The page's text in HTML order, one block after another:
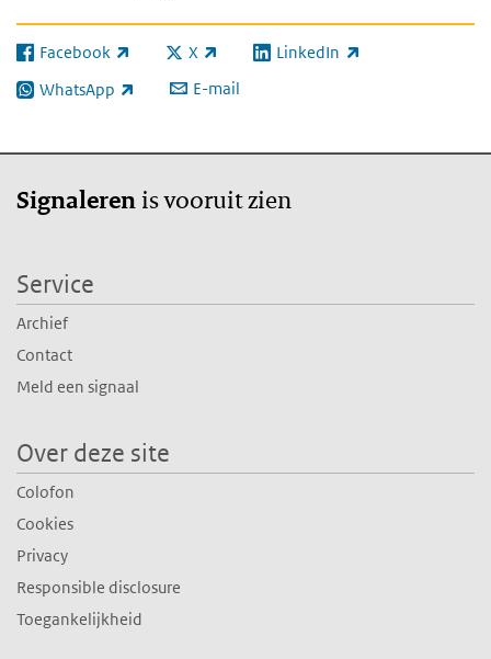
Facebook
(externe link) X
(externe link) LinkedIn
(externe link)
WhatsApp
(externe link) E-mail
Signalerenis vooruit zien
Service
Archief
Contact
Meld een signaal
Over deze site
Colofon
Cookies
Privacy
Responsible disclosure
Toegankelijkheid